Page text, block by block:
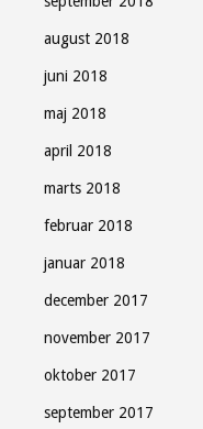
august 2018
juni 2018
maj 2018
april 2018
marts 2018
februar 2018
januar 2018
december 2017
november 2017
oktober 2017
september 2017